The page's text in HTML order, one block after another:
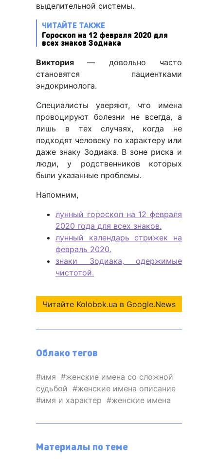
выделительной системы.
ЧИТАЙТЕ ТАКЖЕ
Гороскоп на 12 февраля 2020 для
всех знаков Зодиака
Виктория— довольно часто
становятся пациентками
эндокринолога.
Специалисты уверяют, что имена
провоцируют болезни не всегда, а
лишь в тех случаях, когда не
подходят человеку по характеру или
даже знаку Зодиака. В зоне риска и
люди, у родственников которых
были указанные проблемы.
Напомним,
лунный гороскоп на 12 февраля
2020 года для всех знаков.
лунный календарь стрижек на
февраль 2020.
знаки Зодиака, одержимые
чистотой.
Читайте Kolobok.ua в Google.News
Облако тегов
имя
женские имена со сложной
судьбой
женские имена описание
имя и характер
женские имена
Материалы по теме